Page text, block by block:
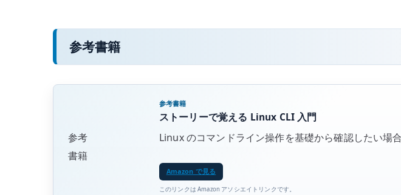
参考書籍
参考
書籍
参考書籍
ストーリーで覚える Linux CLI 入門
Linux のコマンドライン操作を基礎から確認したい場
Amazon で見る
このリンクは Amazon アソシエイトリンクです。